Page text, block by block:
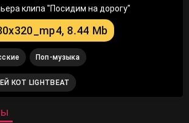
клипа "Посидим на дорогу"
8.44 Mb
Поп-музыка
КОТ LIGHTBEAT